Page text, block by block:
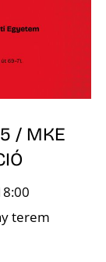
/ MKE
terem